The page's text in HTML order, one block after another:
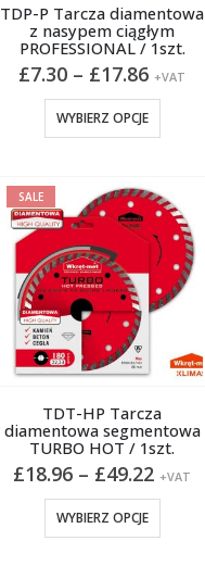
TDP-P Tarcza diamentowa
z nasypem ciągłym
PROFESSIONAL / 1szt.
£7.30 – £17.86Zakres
cen:
od
£7.30
+VAT
WYBIERZ OPCJE
produkt
wiele
Opcje
można
wybrać
SALE
TDT-HP Tarcza
diamentowa segmentowa
TURBO HOT / 1szt.
£18.96 – £49.22Zakres
cen:
£18.96
+VAT
WYBIERZ OPCJE
produkt